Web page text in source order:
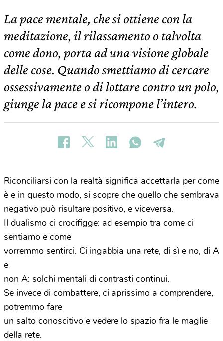
La pace mentale, che si ottiene con la
meditazione, il rilassamento o talvolta
come dono, porta ad una visione globale
delle cose. Quando smettiamo di cercare
ossessivamente o di lottare contro un polo,
giunge la pace e si ricompone l’intero.
Riconciliarsi con la realtà significa accettarla per come
è e in questo modo, si scopre che quello che sembrava
negativo può risultare positivo, e viceversa.
Il dualismo ci crocifigge: ad esempio tra come ci
sentiamo e come
vorremmo sentirci. Ci ingabbia una rete, di sì e no, di A
e
non A: solchi mentali di contrasti continui.
Se invece di combattere, ci aprissimo a comprendere,
potremmo fare
un salto conoscitivo e vedere lo spazio fra le maglie
della rete.